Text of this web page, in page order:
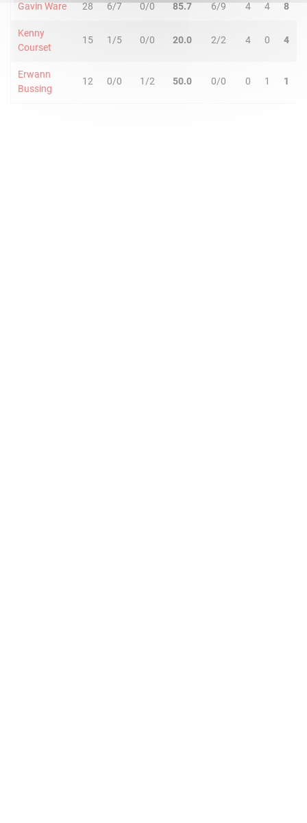
Gavin Ware 28 6/7 0/0 85.7 6/9 4 4 8
Kenny
Courset
15 1/5 0/0 20.0 2/2 4 0 4
Erwann
Bussing
12 0/0 1/2 50.0 0/0 0 1 1